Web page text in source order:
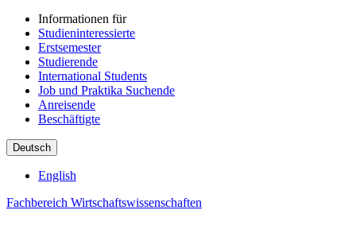
Informationen für
Studieninteressierte
Erstsemester
Studierende
International Students
Job und Praktika Suchende
Anreisende
Beschäftigte
Deutsch
English
Fachbereich Wirtschaftswissenschaften